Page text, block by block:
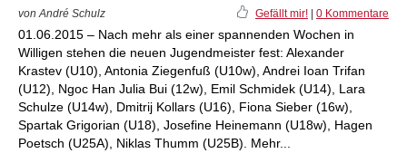
von André Schulz Gefällt mir! 0 Kommentare
01.06.2015 – Nach mehr als einer spannenden Wochen in
Willigen stehen die neuen Jugendmeister fest: Alexander
Krastev (U10), Antonia Ziegenfuß (U10w), Andrei Ioan Trifan
(U12), Ngoc Han Julia Bui (12w), Emil Schmidek (U14), Lara
Schulze (U14w), Dmitrij Kollars (U16), Fiona Sieber (16w),
Spartak Grigorian (U18), Josefine Heinemann (U18w), Hagen
Poetsch (U25A), Niklas Thumm (U25B). Mehr...